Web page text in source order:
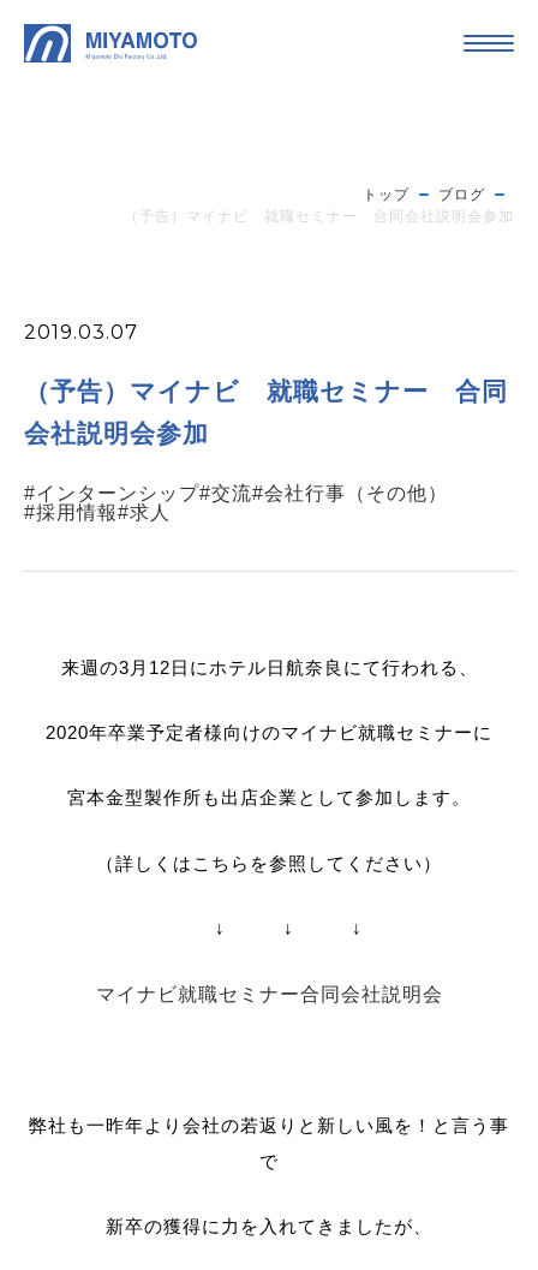
トップ
ブログ
（予告）マイナビ 就職セミナー 合同会社説明会参加
2019.03.07
（予告）マイナビ 就職セミナー 合同
会社説明会参加
#インターンシップ#交流#会社行事（その他）
#採用情報#求人
来週の3月12日にホテル日航奈良にて行われる、
2020年卒業予定者様向けのマイナビ就職セミナーに
宮本金型製作所も出店企業として参加します。
（詳しくはこちらを参照してください）
↓ ↓ ↓
マイナビ就職セミナー合同会社説明会
弊社も一昨年より会社の若返りと新しい風を！と言う事
で
新卒の獲得に力を入れてきましたが、